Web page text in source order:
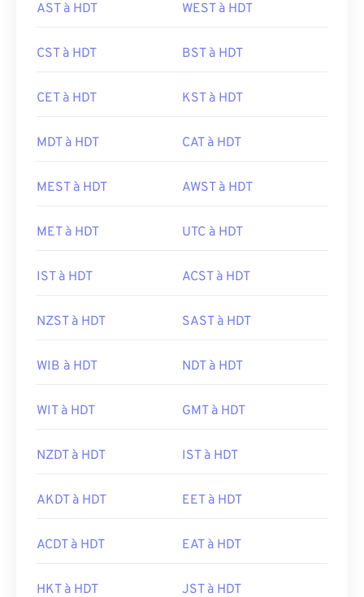
AST à HDT WEST à HDT
CST à HDT BST à HDT
CET à HDT KST à HDT
MDT à HDT CAT à HDT
MEST à HDT AWST à HDT
MET à HDT UTC à HDT
IST à HDT ACST à HDT
NZST à HDT SAST à HDT
WIB à HDT NDT à HDT
WIT à HDT GMT à HDT
NZDT à HDT IST à HDT
AKDT à HDT EET à HDT
ACDT à HDT EAT à HDT
HKT à HDT JST à HDT